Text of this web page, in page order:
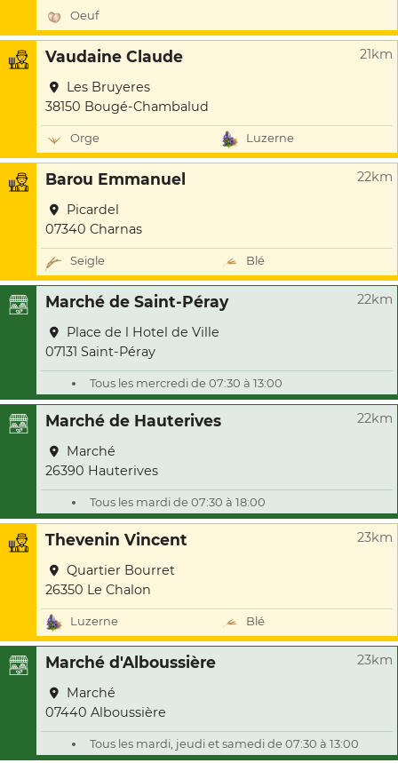
Oeuf
Vaudaine Claude 21km
Les Bruyeres
38150 Bougé-Chambalud
Orge Luzerne
Barou Emmanuel 22km
Picardel
07340 Charnas
Seigle Blé
Marché de Saint-Péray 22km
Place de l Hotel de Ville
07131 Saint-Péray
Tous les mercredi de 07:30 à 13:00
Marché de Hauterives 22km
Marché
26390 Hauterives
Tous les mardi de 07:30 à 18:00
Thevenin Vincent 23km
Quartier Bourret
26350 Le Chalon
Luzerne Blé
Marché d'Alboussière 23km
Marché
07440 Alboussière
Tous les mardi, jeudi et samedi de 07:30 à 13:00